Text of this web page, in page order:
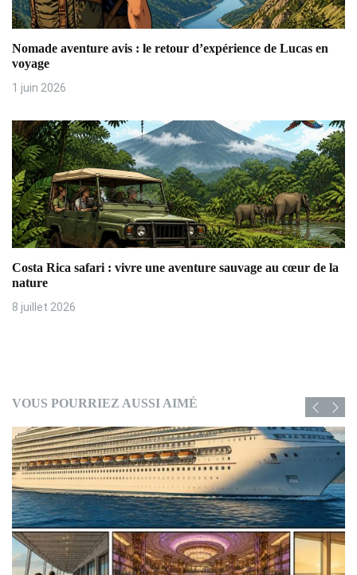
t
i
c
e
Nomade aventure avis : le retour d’expérience de Lucas en
voyage
1 juin 2026
Costa Rica safari : vivre une aventure sauvage au cœur de la
nature
8 juillet 2026
VOUS POURRIEZ AUSSI AIMÉ